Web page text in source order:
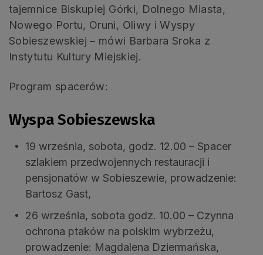
tajemnice Biskupiej Górki, Dolnego Miasta,
Nowego Portu, Oruni, Oliwy i Wyspy
Sobieszewskiej – mówi Barbara Sroka z
Instytutu Kultury Miejskiej.
Program spacerów:
Wyspa Sobieszewska
19 września, sobota, godz. 12.00 – Spacer
szlakiem przedwojennych restauracji i
pensjonatów w Sobieszewie, prowadzenie:
Bartosz Gast,
26 września, sobota godz. 10.00 – Czynna
ochrona ptaków na polskim wybrzeżu,
prowadzenie: Magdalena Dziermańska,